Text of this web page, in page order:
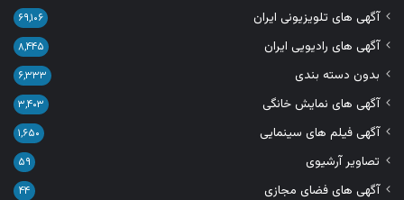
آگهی های تلویزیونی ایران ۶۹,۱۰۶
آگهی های رادیویی ایران ۸,۴۴۵
بدون دسته بندی ۶,۳۳۳
آگهی های نمایش خانگی ۳,۴۰۳
آگهی فیلم های سینمایی ۱,۶۵۰
تصاویر آرشیوی ۵۹
آگهی های فضای مجازی ۴۴